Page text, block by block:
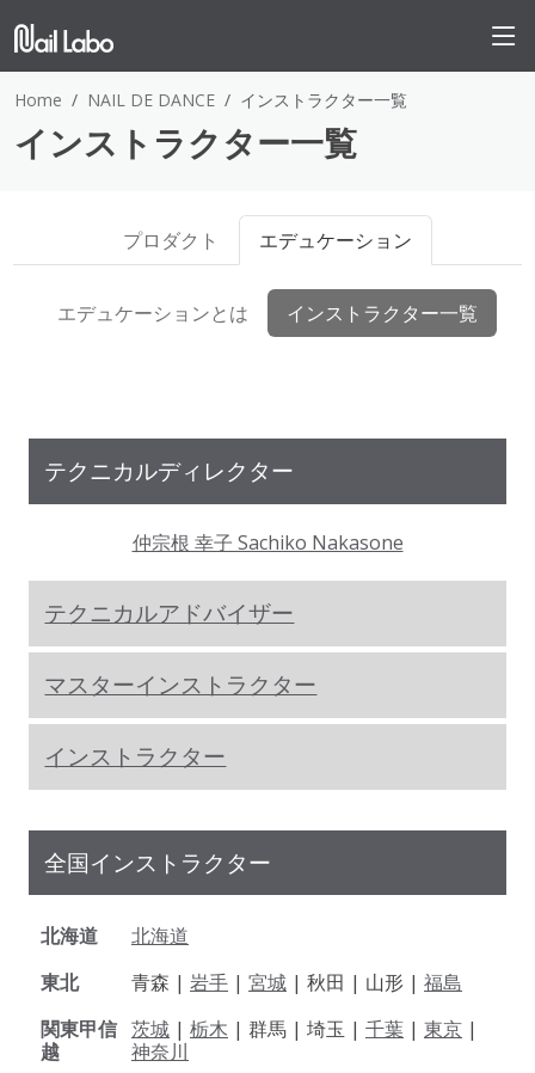
Home NAIL DE DANCE インストラクター一覧
インストラクター一覧
プロダクト エデュケーション
エデュケーションとは インストラクター一覧
テクニカルディレクター
仲宗根 幸子 Sachiko Nakasone
テクニカルアドバイザー
マスターインストラクター
インストラクター
全国インストラクター
北海道
北海道
東北
青森 | 岩手 | 宮城 | 秋田 | 山形 | 福島
関東甲信
越
茨城 | 栃木 | 群馬 | 埼玉 | 千葉 | 東京 |
神奈川